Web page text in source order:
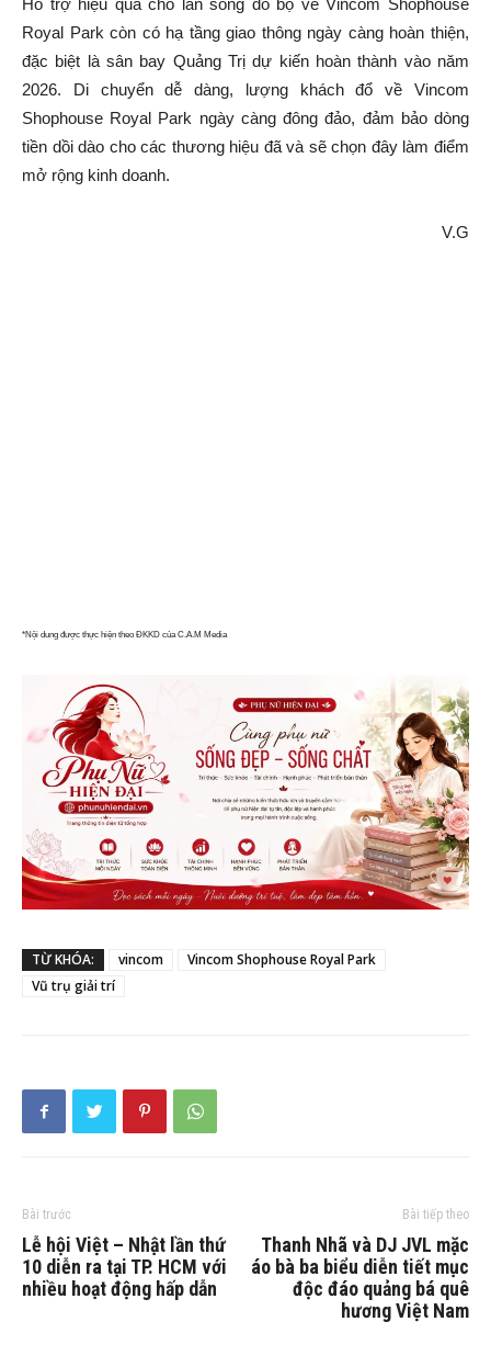
Hỗ trợ hiệu quả cho làn sóng đổ bộ về Vincom Shophouse
Royal Park còn có hạ tầng giao thông ngày càng hoàn thiện,
đặc biệt là sân bay Quảng Trị dự kiến hoàn thành vào năm
2026. Di chuyển dễ dàng, lượng khách đổ về Vincom
Shophouse Royal Park ngày càng đông đảo, đảm bảo dòng
tiền dồi dào cho các thương hiệu đã và sẽ chọn đây làm điểm
mở rộng kinh doanh.
V.G
*Nội dung được thực hiện theo ĐKKD của C.A.M Media
TỪ KHÓA: vincom
Vincom Shophouse Royal Park
Vũ trụ giải trí
Bài trước
Lễ hội Việt – Nhật lần thứ
10 diễn ra tại TP. HCM với
nhiều hoạt động hấp dẫn
Bài tiếp theo
Thanh Nhã và DJ JVL mặc
áo bà ba biểu diễn tiết mục
độc đáo quảng bá quê
hương Việt Nam